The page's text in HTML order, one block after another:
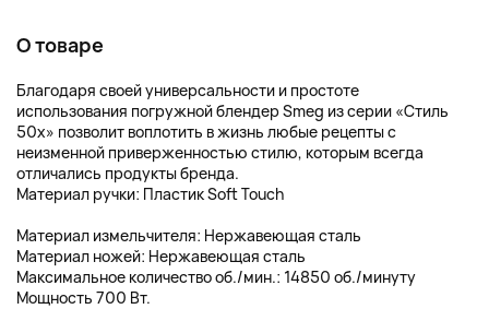
О товаре
Благодаря своей универсальности и простоте
использования погружной блендер Smeg из серии «Стиль
50х» позволит воплотить в жизнь любые рецепты с
неизменной приверженностью стилю, которым всегда
отличались продукты бренда.
Материал ручки: Пластик Soft Touch
Материал измельчителя: Нержавеющая сталь
Материал ножей: Нержавеющая сталь
Максимальное количество об./мин.: 14850 об./минуту
Мощность 700 Вт.